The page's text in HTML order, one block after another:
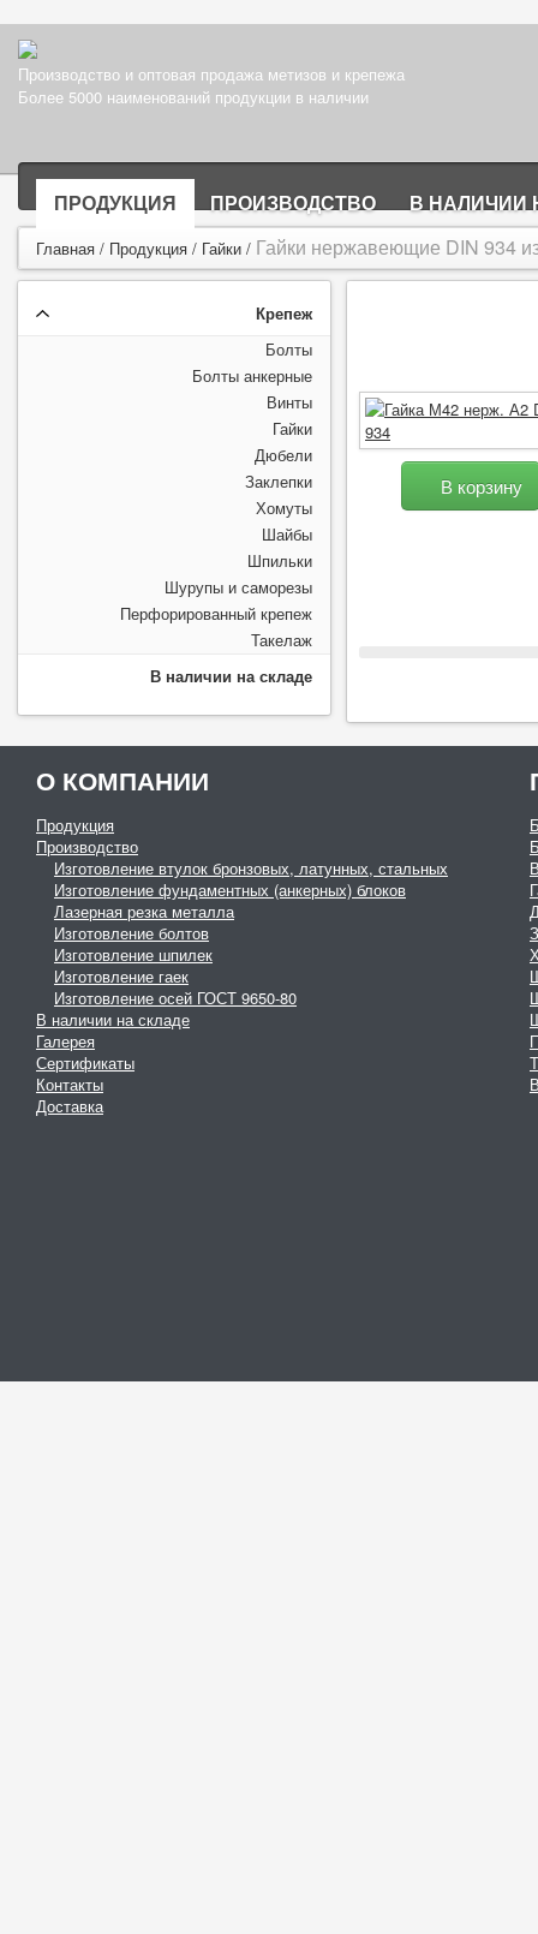
Производство и оптовая продажа метизов и крепежа
Более 5000 наименований продукции в наличии
ПРОДУКЦИЯ ПРОИЗВОДСТВО В НАЛИЧИИ
Главная / Продукция / Гайки / Гайки нержавеющие DIN 934
Крепеж
Болты
Болты анкерные
Винты
Гайки
Дюбели
Заклепки
Хомуты
Шайбы
Шпильки
Шурупы и саморезы
Перфорированный крепеж
Такелаж
В наличии на складе
В корзину
О КОМПАНИИ
Продукция
Производство
Изготовление втулок бронзовых, латунных, стальных
Изготовление фундаментных (анкерных) блоков
Лазерная резка металла
Изготовление болтов
Изготовление шпилек
Изготовление гаек
Изготовление осей ГОСТ 9650-80
В наличии на складе
Галерея
Сертификаты
Контакты
Доставка